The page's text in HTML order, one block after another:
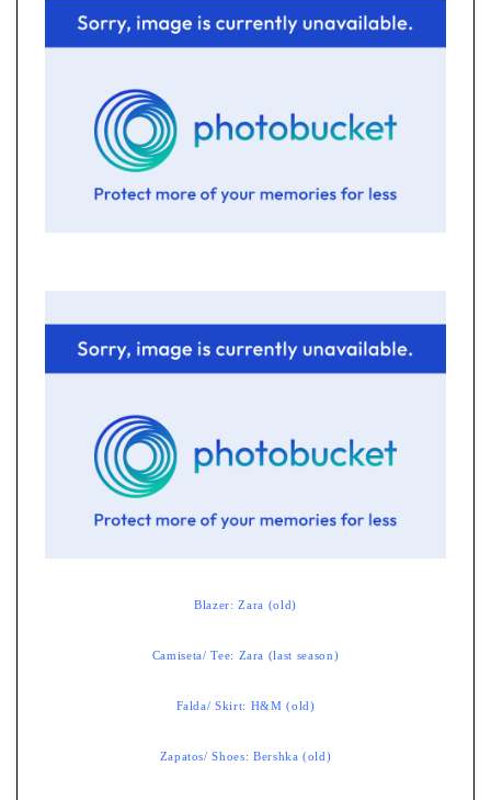
Blazer: Zara (old)
Camiseta/ Tee: Zara (last season)
Falda/ Skirt: H&M (old)
Zapatos/ Shoes: Bershka (old)